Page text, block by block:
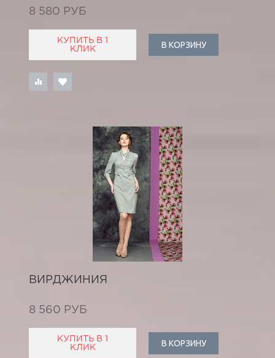
8 580 РУБ
КУПИТЬ В 1
КЛИК
В КОРЗИНУ
ВИРДЖИНИЯ
8 560 РУБ
КУПИТЬ В 1
КЛИК
В КОРЗИНУ